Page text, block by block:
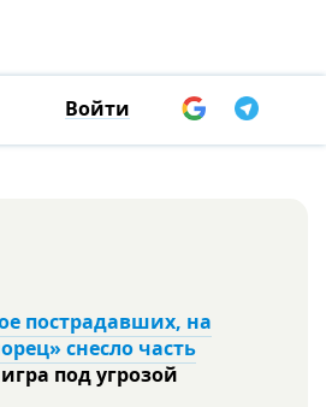
Войти
пострадавших, на
снесло часть
под угрозой